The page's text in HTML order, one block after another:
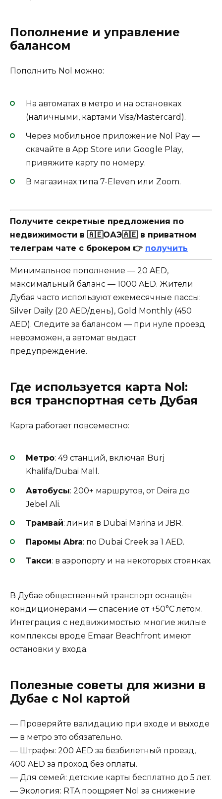
Пополнение и управление
балансом
Пополнить Nol можно:
На автоматах в метро и на остановках
(наличными, картами Visa/Mastercard).
Через мобильное приложение Nol Pay —
скачайте в App Store или Google Play,
привяжите карту по номеру.
В магазинах типа 7-Eleven или Zoom.
Получите секретные предложения по
недвижимости в 🇦🇪ОАЭ🇦🇪 в приватном
телеграм чате с брокером 👉 получить
Минимальное пополнение — 20 AED,
максимальный баланс — 1000 AED. Жители
Дубая часто используют ежемесячные пассы:
Silver Daily (20 AED/день), Gold Monthly (450
AED). Следите за балансом — при нуле проезд
невозможен, а автомат выдаст
предупреждение.
Где используется карта Nol:
вся транспортная сеть Дубая
Карта работает повсеместно:
Метро: 49 станций, включая Burj
Khalifa/Dubai Mall.
Автобусы: 200+ маршрутов, от Deira до
Jebel Ali.
Трамвай: линия в Dubai Marina и JBR.
Паромы Abra: по Dubai Creek за 1 AED.
Такси: в аэропорту и на некоторых стоянках.
В Дубае общественный транспорт оснащён
кондиционерами — спасение от +50°C летом.
Интеграция с недвижимостью: многие жилые
комплексы вроде Emaar Beachfront имеют
остановки у входа.
Полезные советы для жизни в
Дубае с Nol картой
— Проверяйте валидацию при входе и выходе
— в метро это обязательно.
— Штрафы: 200 AED за безбилетный проезд,
400 AED за проход без оплаты.
— Для семей: детские карты бесплатно до 5 лет.
— Экология: RTA поощряет Nol за снижение